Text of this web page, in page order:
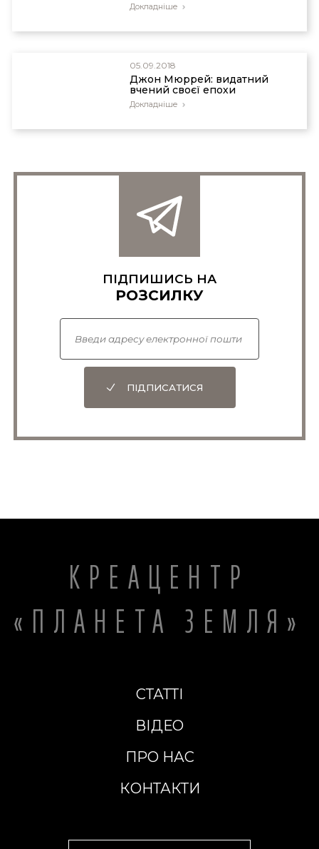
Докладніше
05.09.2018
Джон Мюррей: видатний
вчений своєї епохи
Докладніше
ПІДПИШИСЬ НА
РОЗСИЛКУ
ПІДПИСАТИСЯ
КРЕАЦЕНТР
«ПЛАНЕТА ЗЕМЛЯ»
СТАТТІ
ВІДЕО
ПРО НАС
КОНТАКТИ